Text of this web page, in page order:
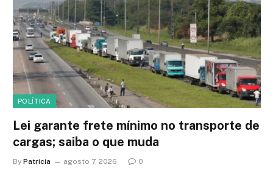
POLÍTICA
Lei garante frete mínimo no transporte de
cargas; saiba o que muda
By Patricia agosto 7, 2026 0